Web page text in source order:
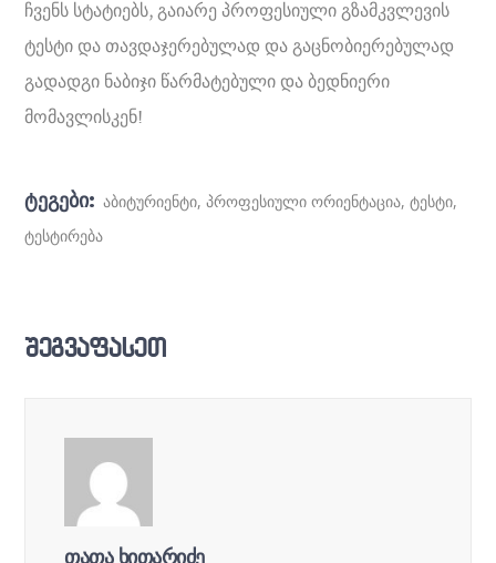
ჩვენს სტატიებს, გაიარე პროფესიული გზამკვლევის
ტესტი და თავდაჯერებულად და გაცნობიერებულად
გადადგი ნაბიჯი წარმატებული და ბედნიერი
მომავლისკენ!
ტეგები: აბიტურიენტი,პროფესიული ორიენტაცია,ტესტი,
ტესტირება
შეგვაფასეთ
თათა ხითარიძე